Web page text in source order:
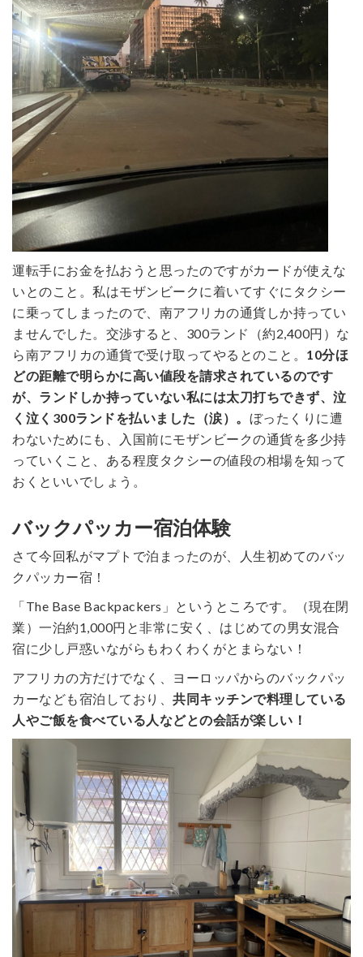
運転手にお金を払おうと思ったのですがカードが使えな
いとのこと。私はモザンビークに着いてすぐにタクシー
に乗ってしまったので、南アフリカの通貨しか持ってい
ませんでした。交渉すると、300ランド（約2,400円）な
ら南アフリカの通貨で受け取ってやるとのこと。 10分ほ
どの距離で明らかに高い値段を請求されているのです
が、ランドしか持っていない私には太刀打ちできず、泣
く泣く300ランドを払いました（涙）。 ぼったくりに遭
わないためにも、入国前にモザンビークの通貨を多少持
っていくこと、ある程度タクシーの値段の相場を知って
おくといいでしょう。
バックパッカー宿泊体験
さて今回私がマプトで泊まったのが、人生初めてのバッ
クパッカー宿！
「The Base Backpackers」というところです。（現在閉
業）一泊約1,000円と非常に安く、はじめての男女混合
宿に少し戸惑いながらもわくわくがとまらない！
アフリカの方だけでなく、ヨーロッパからのバックパッ
カーなども宿泊しており、 共同キッチンで料理している
人やご飯を食べている人などとの会話が楽しい！